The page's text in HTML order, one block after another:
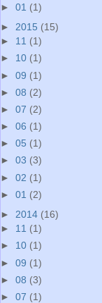
► 01 (1)
► 2015 (15)
► 11 (1)
► 10 (1)
► 09 (1)
► 08 (2)
► 07 (2)
► 06 (1)
► 05 (1)
► 03 (3)
► 02 (1)
► 01 (2)
► 2014 (16)
► 11 (1)
► 10 (1)
► 09 (1)
► 08 (3)
► 07 (1)